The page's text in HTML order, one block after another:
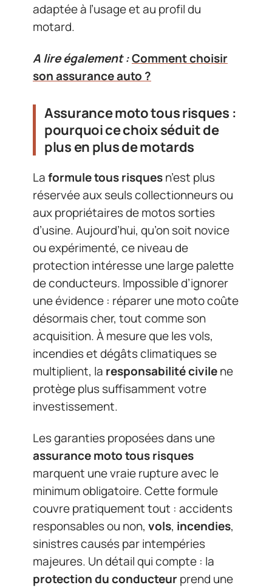
adaptée à l’usage et au profil du
motard.
A lire également :Comment choisir
son assurance auto ?
Assurance moto tous risques :
pourquoi ce choix séduit de
plus en plus de motards
Laformule tous risquesn’est plus
réservée aux seuls collectionneurs ou
aux propriétaires de motos sorties
d’usine. Aujourd’hui, qu’on soit novice
ou expérimenté, ce niveau de
protection intéresse une large palette
de conducteurs. Impossible d’ignorer
une évidence : réparer une moto coûte
désormais cher, tout comme son
acquisition. À mesure que les vols,
incendies et dégâts climatiques se
multiplient, la responsabilité civilene
protège plus suffisamment votre
investissement.
Les garanties proposées dans une
assurance moto tous risques
marquent une vraie rupture avec le
minimum obligatoire. Cette formule
couvre pratiquement tout : accidents
responsables ou non, vols, incendies,
sinistres causés par intempéries
majeures. Un détail qui compte : la
protection du conducteurprend une